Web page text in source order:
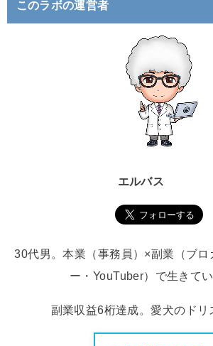
このラボの運営者
エルバス
30代男。本業（事務員）×副業（ブロ
ー・YouTuber）で生きてい
副業収益6桁達成。愛犬のドリ